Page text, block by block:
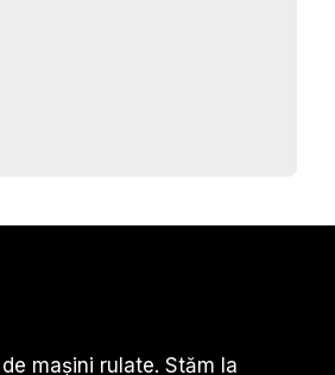
mașini rulate. Stăm la